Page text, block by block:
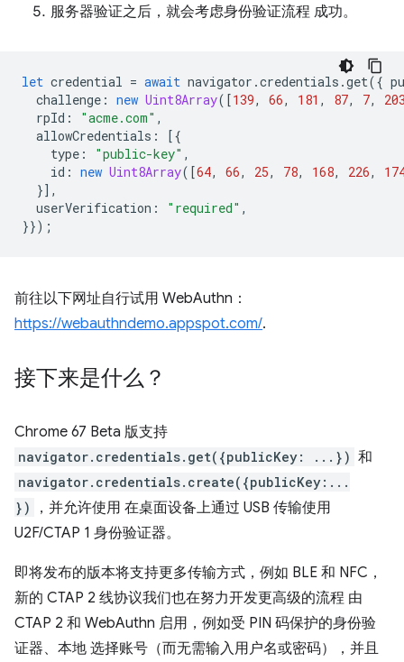
服务器验证之后，就会考虑身份验证流程 成功。
let credential = await navigator .credentials .get({
challenge : new Uint8Array([139, 66, 181 , 87, 7,
rpId : "acme.com" ,
allowCredentials :
[{
type : "public-key" ,
id : new Uint8Array([64, 66, 25, 78, 168, 226,
}],
userVerification : "required" ,
}});
前往以下网址自行试用 WebAuthn：
https://webauthndemo.appspot.com/.
接下来是什么？
Chrome 67 Beta 版支持
navigator.credentials.get({publicKey: ...}) 和
navigator.credentials.create({publicKey:...
})
，并允许使用 在桌面设备上通过 USB 传输使用
U2F/CTAP 1 身份验证器。
即将发布的版本将支持更多传输方式，例如 BLE 和 NFC，
新的 CTAP 2 线协议我们也在努力开发更高级的流程 由
CTAP 2 和 WebAuthn 启用，例如受 PIN 码保护的身份验
证器、本地 选择账号（而无需输入用户名或密码），并且